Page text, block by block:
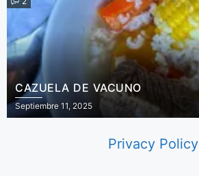
CAZUELA DE VACUNO
Septiembre 11, 2025
Privacy Policy